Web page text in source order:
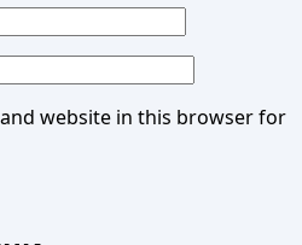
website in this browser for